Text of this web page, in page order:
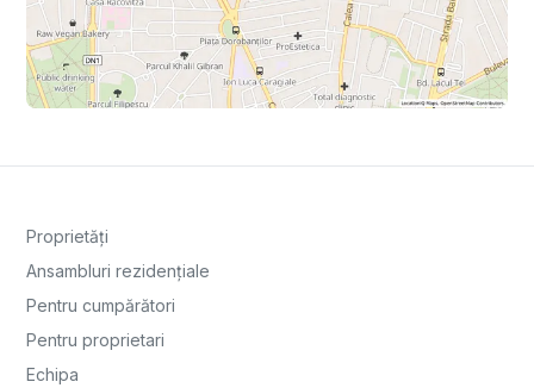
Proprietăți
Ansambluri rezidențiale
Pentru cumpărători
Pentru proprietari
Echipa